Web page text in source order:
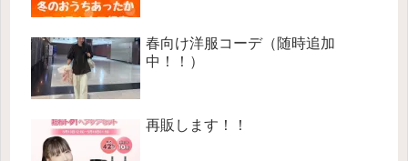
春向け洋服コーデ（随時追加
中！！）
再販します！！